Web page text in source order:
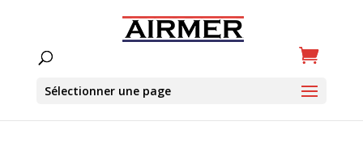
Sélectionner une page